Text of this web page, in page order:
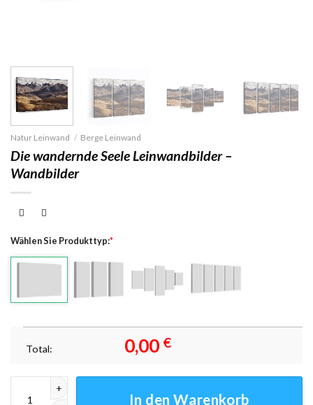
Natur Leinwand / Berge Leinwand
Die wandernde Seele Leinwandbilder –
Wandbilder
Wählen Sie Produkttyp:*
Total: 0,00 €
In den Warenkorb